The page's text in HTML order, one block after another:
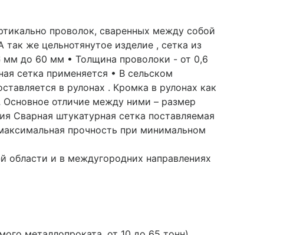
проволок, сваренных между собой
же цельнотянутое изделие , сетка из
мм до 60 мм • Толщина проволоки - от 0,6
сетка применяется • В сельском
в рулонах . Кромка в рулонах как
отличие между ними – размер
Сварная штукатурная сетка поставляемая
прочность при минимальном
области и в междугородних направлениях